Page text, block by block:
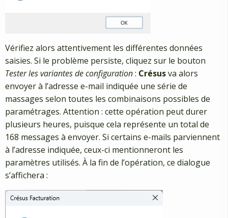
Vérifiez alors attentivement les différentes données
saisies. Si le problème persiste, cliquez sur le bouton
Tester les variantes de configuration: Crésusva alors
envoyer à l’adresse e-mail indiquée une série de
massages selon toutes les combinaisons possibles de
paramétrages. Attention : cette opération peut durer
plusieurs heures, puisque cela représente un total de
168 messages à envoyer. Si certains e-mails parviennent
à l’adresse indiquée, ceux-ci mentionneront les
paramètres utilisés. À la fin de l’opération, ce dialogue
s’affichera :